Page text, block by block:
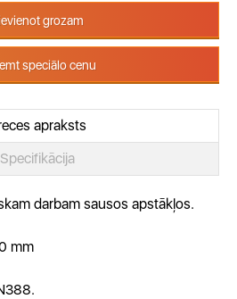
grozam
speciālo cenu
apraksts
Specifikācija
darbam sausos apstākļos.
mm